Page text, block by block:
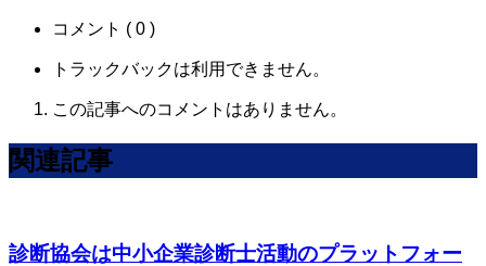
コメント ( 0 )
トラックバックは利用できません。
この記事へのコメントはありません。
関連記事
診断協会は中小企業診断士活動のプラットフォー